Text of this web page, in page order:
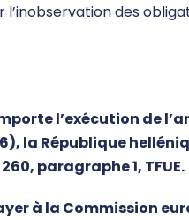
des
l’exécution de
la République
paragraphe 1, TFUE.
à la Commission